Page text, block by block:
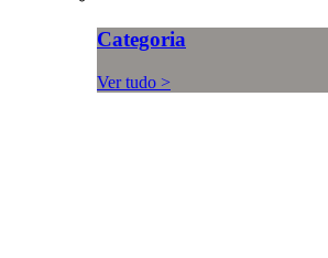
Categoria
Ver tudo >